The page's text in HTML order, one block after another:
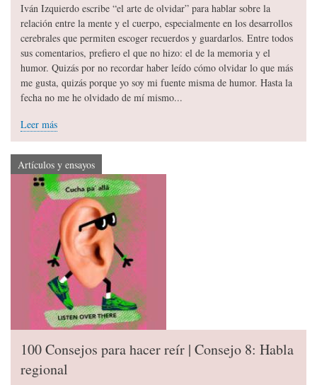
Iván Izquierdo escribe “el arte de olvidar” para hablar sobre la
relación entre la mente y el cuerpo, especialmente en los desarrollos
cerebrales que permiten escoger recuerdos y guardarlos. Entre todos
sus comentarios, prefiero el que no hizo: el de la memoria y el
humor. Quizás por no recordar haber leído cómo olvidar lo que más
me gusta, quizás porque yo soy mi fuente misma de humor. Hasta la
fecha no me he olvidado de mí mismo...
Leer más
Artículos y ensayos
100 Consejos para hacer reír | Consejo 8: Habla
regional